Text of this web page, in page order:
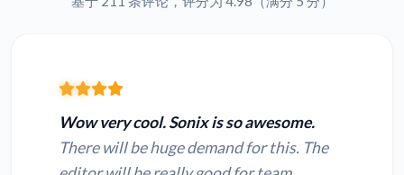
Wow very cool. Sonix is so awesome.
There will be huge demand for this. The